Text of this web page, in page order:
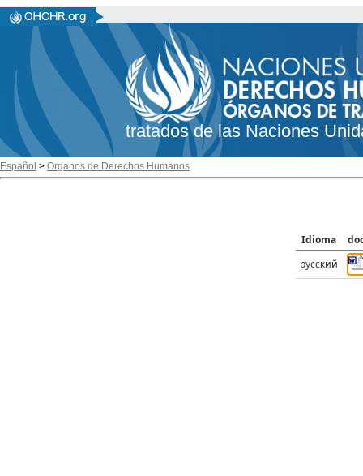
tratados de las Naciones
Español > Organos de Derechos Humanos
Idioma
русский